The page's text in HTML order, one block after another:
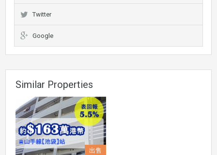
Twitter
Google
Similar Properties
出售